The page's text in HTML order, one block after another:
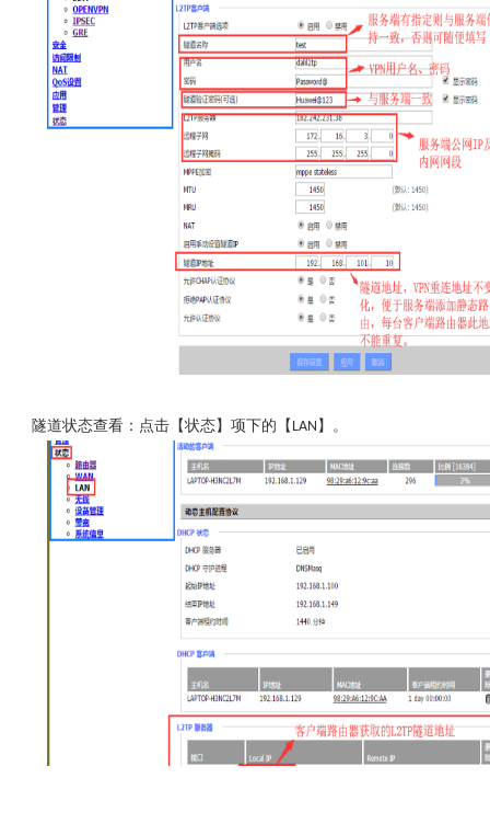
隧道状态查看：点击【状态】项下的【 LAN 】。